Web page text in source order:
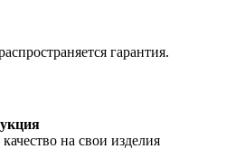
гарантия.
на свои изделия